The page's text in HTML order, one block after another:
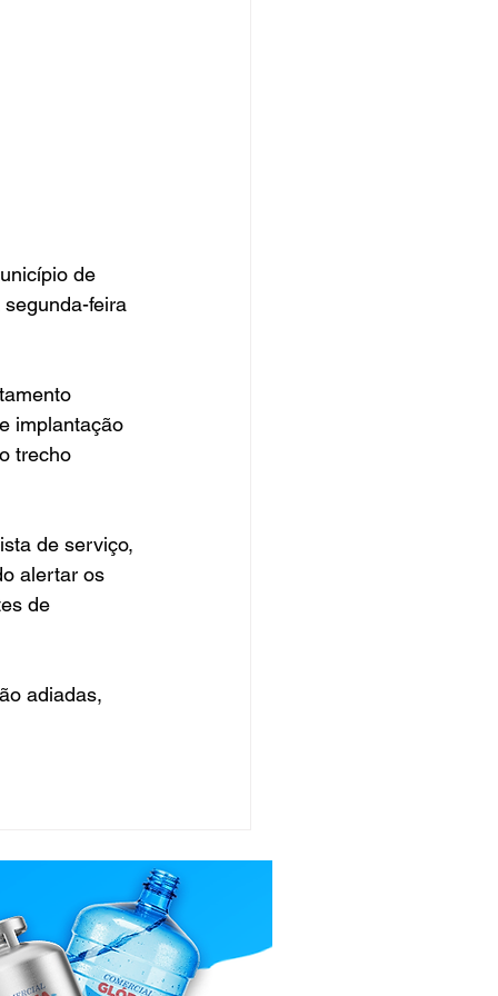
de
feira
implantação
trecho
de serviço,
alertar os
de
adiadas,